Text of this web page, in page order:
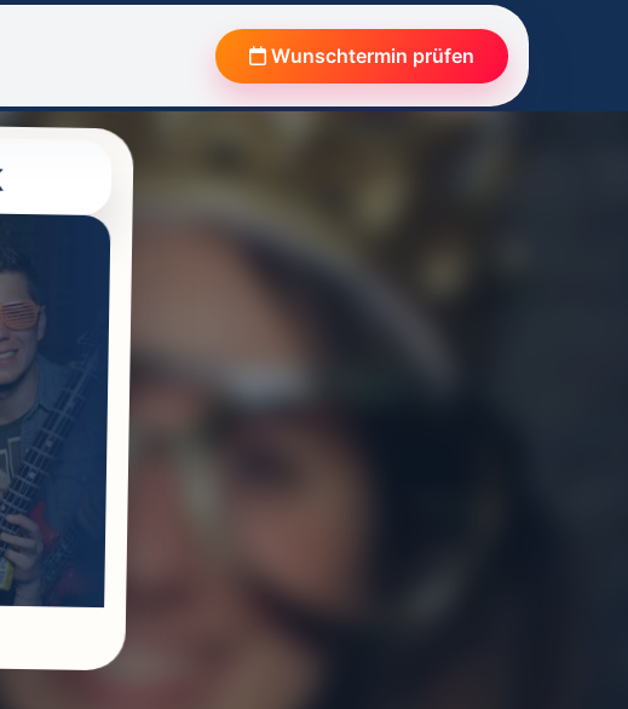
Wunschtermin prüfen